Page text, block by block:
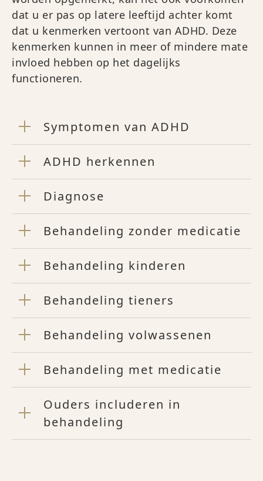
dat u er pas op latere leeftijd achter komt
dat u kenmerken vertoont van ADHD. Deze
kenmerken kunnen in meer of mindere mate
invloed hebben op het dagelijks
functioneren.
Symptomen van ADHD
ADHD herkennen
Diagnose
Behandeling zonder medicatie
Behandeling kinderen
Behandeling tieners
Behandeling volwassenen
Behandeling met medicatie
Ouders includeren in
behandeling